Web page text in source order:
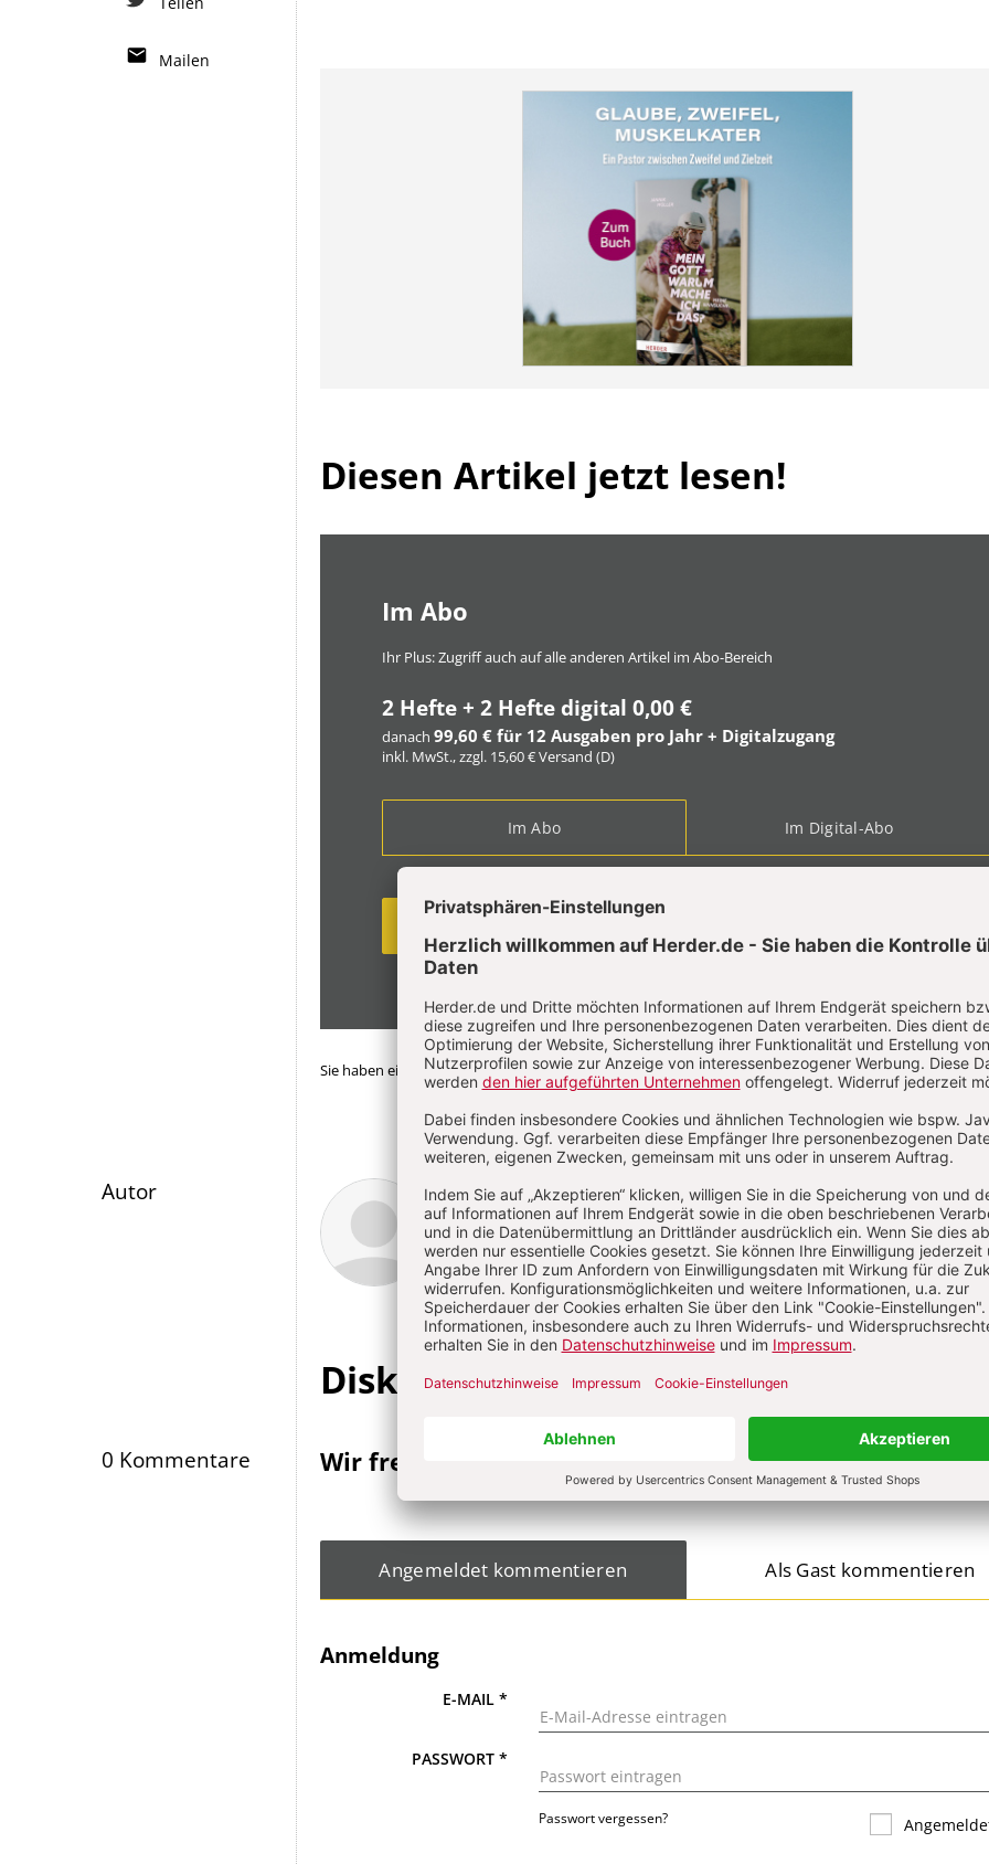
Diesen Artikel jetzt lesen!
Im Abo
Ihr Plus: Zugriff auch auf alle anderen Artikel im Abo-Bereich
2 Hefte + 2 Hefte digital 0,00 €
danach 99,60 € für 12 Ausgaben pro Jahr + Digitalzugang
inkl. MwSt., zzgl. 15,60 € Versand (D)
Im Abo Im Digital-Abo
Sie haben ein Abonnement?Anmelden
Mailen
Überschrift
Autor Karsten Loderstädt
Diskussion
0 Kommentare Wir freuen uns über Ihren Kommentar
Angemeldet kommentieren Als Gast kommentieren
Anmeldung
E-MAIL*
PASSWORT*
Passwort vergessen?